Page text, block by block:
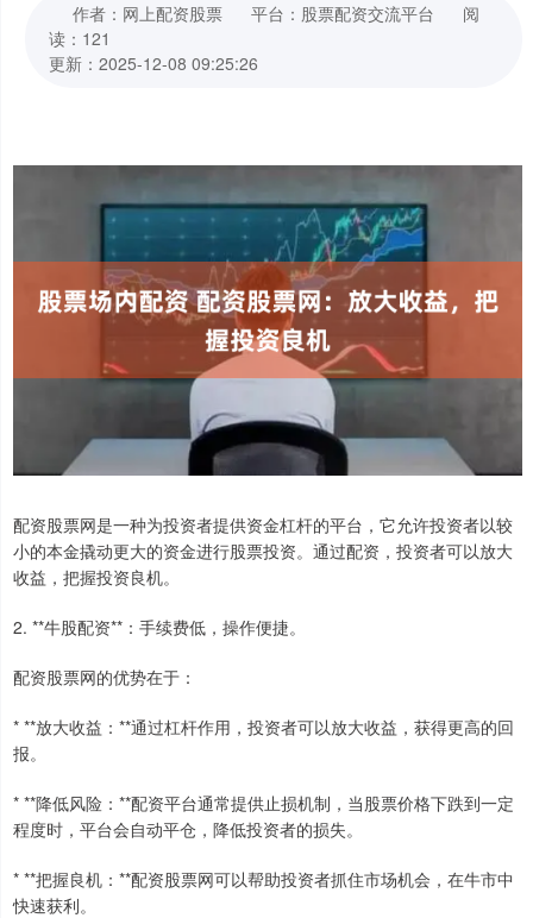
作者：网上配资股票 平台：股票配资交流平台
阅
读：121
更新：2025-12-08 09:25:26
配资股票网是一种为投资者提供资金杠杆的平台，它允许投资者以较
小的本金撬动更大的资金进行股票投资。通过配资，投资者可以放大
收益，把握投资良机。
2. **牛股配资**：手续费低，操作便捷。
配资股票网的优势在于：
* **放大收益：**通过杠杆作用，投资者可以放大收益，获得更高的回
报。
* **降低风险：**配资平台通常提供止损机制，当股票价格下跌到一定
程度时，平台会自动平仓，降低投资者的损失。
* **把握良机：**配资股票网可以帮助投资者抓住市场机会，在牛市中
快速获利。